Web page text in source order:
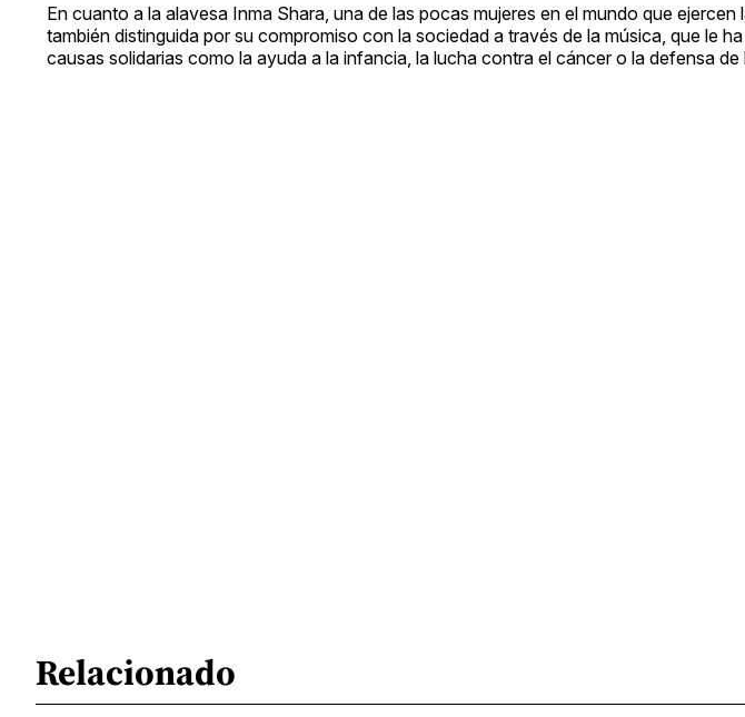
En cuanto a la alavesa Inma Shara, una de las pocas mujeres en el mundo que
también distinguida por su compromiso con la sociedad a través de la música, que le
causas solidarias como la ayuda a la infancia, la lucha contra el cáncer o la defensa
Relacionado